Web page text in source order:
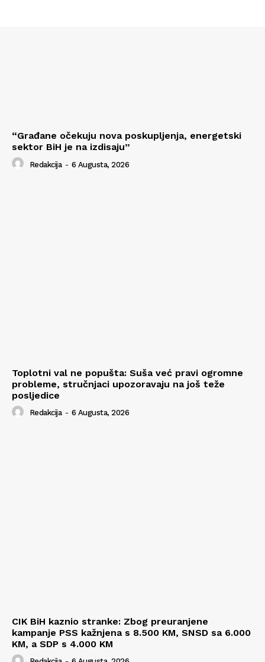
“Građane očekuju nova poskupljenja, energetski
sektor BiH je na izdisaju”
Redakcija - 6 Augusta, 2026
Toplotni val ne popušta: Suša već pravi ogromne
probleme, stručnjaci upozoravaju na još teže
posljedice
Redakcija - 6 Augusta, 2026
CIK BiH kaznio stranke: Zbog preuranjene
kampanje PSS kažnjena s 8.500 KM, SNSD sa 6.000
KM, a SDP s 4.000 KM